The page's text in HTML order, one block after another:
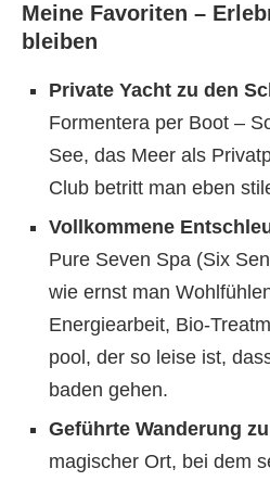
Meine Favoriten –
bleiben
Private Yacht zu den
Formentera per Boot –
See, das Meer als
Club betritt man eben
Vollkommene
Pure Seven Spa (Six
wie ernst man
Energiearbeit, Bio-
pool, der so leise ist,
baden gehen.
Geführte Wanderung
magischer Ort, bei dem